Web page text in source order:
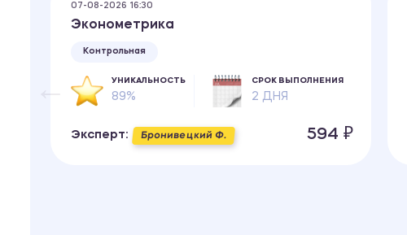
07-08-2026 16:30
Эконометрика
Контрольная
УНИКАЛЬНОСТЬ
89%
СРОК ВЫПОЛНЕНИЯ
2 ДНЯ
Эксперт: Бронивецкий Ф. 594 ₽